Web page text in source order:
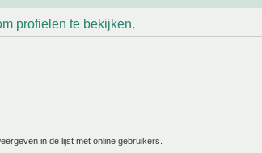
profielen te bekijken.
in de lijst met online gebruikers.